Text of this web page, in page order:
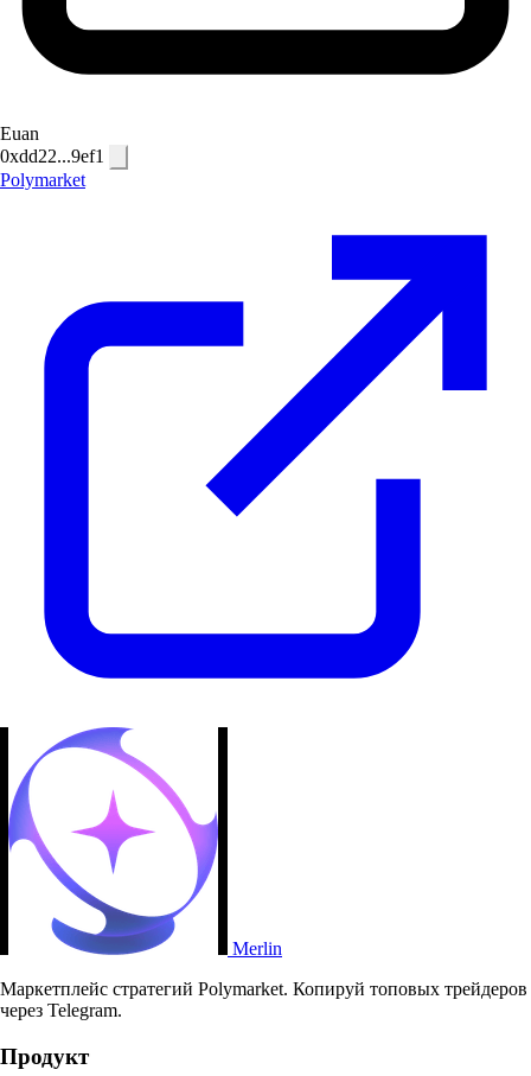
Euan
0xdd22...9ef1
Polymarket
Merlin
Маркетплейс стратегий Polymarket. Копируй топовых трейдеров
через Telegram.
Продукт